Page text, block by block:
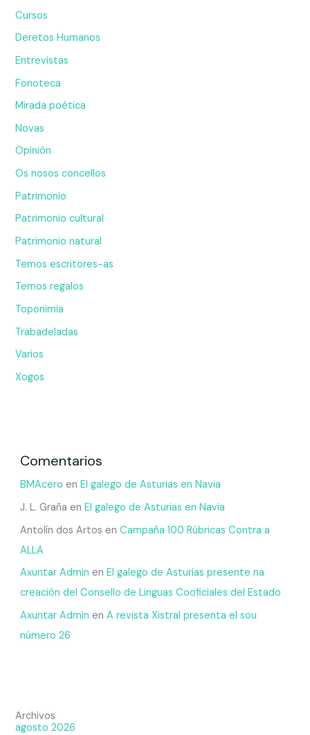
Cursos
Deretos Humanos
Entrevistas
Fonoteca
Mirada poética
Novas
Opinión
Os nosos concellos
Patrimonio
Patrimonio cultural
Patrimonio natural
Temos escritores-as
Temos regalos
Toponimia
Trabadeladas
Varios
Xogos
Comentarios
BMAcero en El galego de Asturias en Navia
J. L. Graña en El galego de Asturias en Navia
Antolín dos Artos en Campaña 100 Rúbricas Contra a
ALLA
Axuntar Admin en El galego de Asturias presente na
creación del Consello de Linguas Cooficiales del Estado
Axuntar Admin en A revista Xistral presenta el sou
número 26
Archivos
agosto 2026